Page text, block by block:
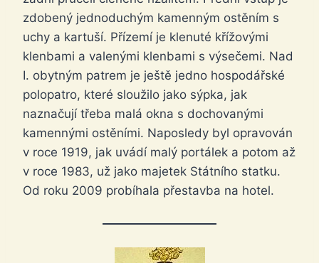
zdobený jednoduchým kamenným ostěním s
uchy a kartuší. Přízemí je klenuté křížovými
klenbami a valenými klenbami s výsečemi. Nad
I. obytným patrem je ještě jedno hospodářské
polopatro, které sloužilo jako sýpka, jak
naznačují třeba malá okna s dochovanými
kamennými ostěními. Naposledy byl opravován
v roce 1919, jak uvádí malý portálek a potom až
v roce 1983, už jako majetek Státního statku.
Od roku 2009 probíhala přestavba na hotel.